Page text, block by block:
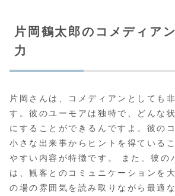
片岡鶴太郎のコメディア
力
片岡さんは、コメディアンとしても
す。彼のユーモアは独特で、どんな
にすることができるんですよ。彼の
小さな出来事からヒントを得ている
やすい内容が特徴です。 また、彼の
は、観客とのコミュニケーションを
の場の雰囲気を読み取りながら最適